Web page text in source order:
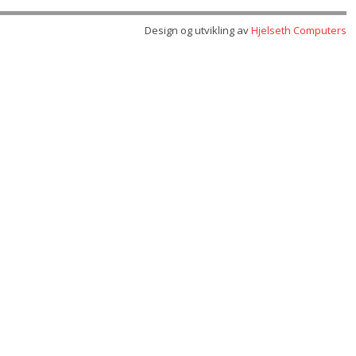
Design og utvikling avHjelseth Computers